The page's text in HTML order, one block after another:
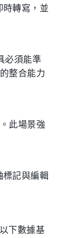
時轉寫，並
必須能準
整合能力
此場景強
標記與編輯
下數據基